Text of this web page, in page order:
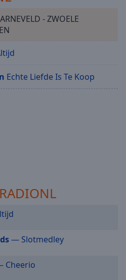
- ZWOELE
Echte Liefde Is Te Koop
— Slotmedley
Cheerio